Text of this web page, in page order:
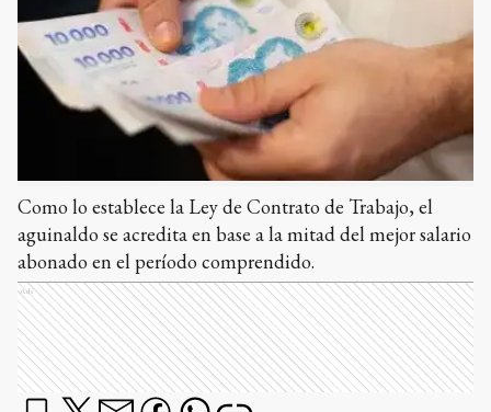
Como lo establece la Ley de Contrato de Trabajo, el
aguinaldo se acredita en base a la mitad del mejor salario
abonado en el período comprendido.
Ads